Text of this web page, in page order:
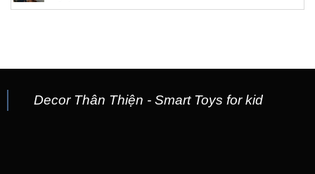
Decor Thân Thiện - Smart Toys for kid